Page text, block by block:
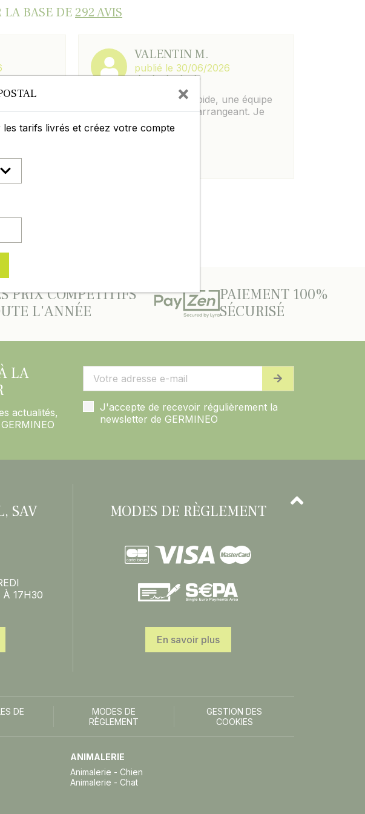
LA BASE DE292 AVIS
VALENTIN M.
publié le 30/06/2026
Parfait, c est simple, rapide, une équipe
au top et toujours très arrangeant. Je
recommande à 100%.
PRIX COMPÉTITIFS
L'ANNÉE
PAIEMENT 100%
SÉCURISÉ
LA
actualités,
J'accepte de recevoir régulièrement la
newsletter de GERMINEO
SAV
À 17H30
MODES DE RÈGLEMENT
En savoir plus
DE
MODES DE
RÈGLEMENT
GESTION DES
COOKIES
ANIMALERIE
Animalerie - Chien
Animalerie - Chat
×
tarifs livrés et créez votre compte